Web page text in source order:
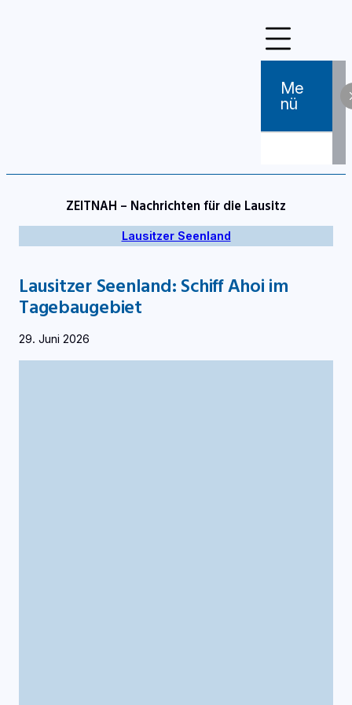
Me
Nü
ZEITNAH – Nachrichten für die Lausitz
Lausitzer Seenland
Lausitzer Seenland: Schiff Ahoi im
Tagebaugebiet
29. Juni 2026